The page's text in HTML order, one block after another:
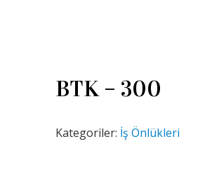
BTK – 300
Kategoriler: İş Önlükleri